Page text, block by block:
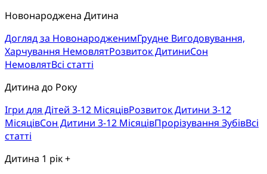
Новонароджена Дитина
Догляд за НовонародженимГрудне Вигодовування,
Харчування НемовлятРозвиток ДитиниСон
НемовлятВсі статті
Дитина до Року
Ігри для Дітей 3-12 МісяцівРозвиток Дитини 3-12
МісяцівСон Дитини 3-12 МісяцівПрорізування ЗубівВсі
статті
Дитина 1 рік +